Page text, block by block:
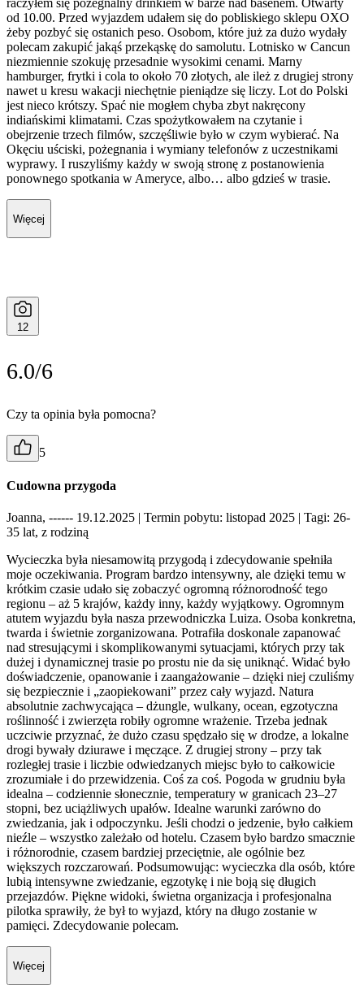
Więcej
12
6.0/6
Czy ta opinia była pomocna?
5
Cudowna przygoda
Joanna, ------ 19.12.2025 | Termin pobytu: listopad 2025 | Tagi: 26-
35 lat, z rodziną
Wycieczka była niesamowitą przygodą i zdecydowanie spełniła
moje oczekiwania. Program bardzo intensywny, ale dzięki temu w
krótkim czasie udało się zobaczyć ogromną różnorodność tego
regionu – aż 5 krajów, każdy inny, każdy wyjątkowy. Ogromnym
atutem wyjazdu była nasza przewodniczka Luiza. Osoba konkretna,
twarda i świetnie zorganizowana. Potrafiła doskonale zapanować
nad stresującymi i skomplikowanymi sytuacjami, których przy tak
dużej i dynamicznej trasie po prostu nie da się uniknąć. Widać było
doświadczenie, opanowanie i zaangażowanie – dzięki niej czuliśmy
się bezpiecznie i „zaopiekowani” przez cały wyjazd. Natura
absolutnie zachwycająca – dżungle, wulkany, ocean, egzotyczna
roślinność i zwierzęta robiły ogromne wrażenie. Trzeba jednak
uczciwie przyznać, że dużo czasu spędzało się w drodze, a lokalne
drogi bywały dziurawe i męczące. Z drugiej strony – przy tak
rozległej trasie i liczbie odwiedzanych miejsc było to całkowicie
zrozumiałe i do przewidzenia. Coś za coś. Pogoda w grudniu była
idealna – codziennie słonecznie, temperatury w granicach 23–27
stopni, bez uciążliwych upałów. Idealne warunki zarówno do
zwiedzania, jak i odpoczynku. Jeśli chodzi o jedzenie, było całkiem
nieźle – wszystko zależało od hotelu. Czasem było bardzo smacznie
i różnorodnie, czasem bardziej przeciętnie, ale ogólnie bez
większych rozczarowań. Podsumowując: wycieczka dla osób, które
lubią intensywne zwiedzanie, egzotykę i nie boją się długich
przejazdów. Piękne widoki, świetna organizacja i profesjonalna
pilotka sprawiły, że był to wyjazd, który na długo zostanie w
pamięci. Zdecydowanie polecam.
Więcej